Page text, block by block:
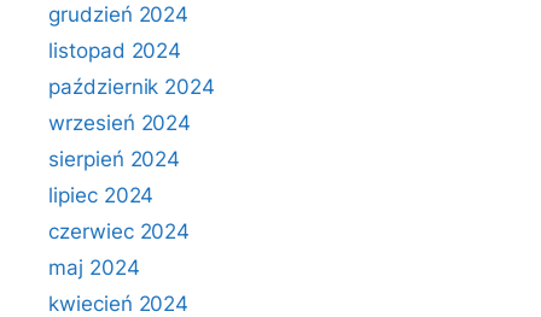
grudzień 2024
listopad 2024
październik 2024
wrzesień 2024
sierpień 2024
lipiec 2024
czerwiec 2024
maj 2024
kwiecień 2024